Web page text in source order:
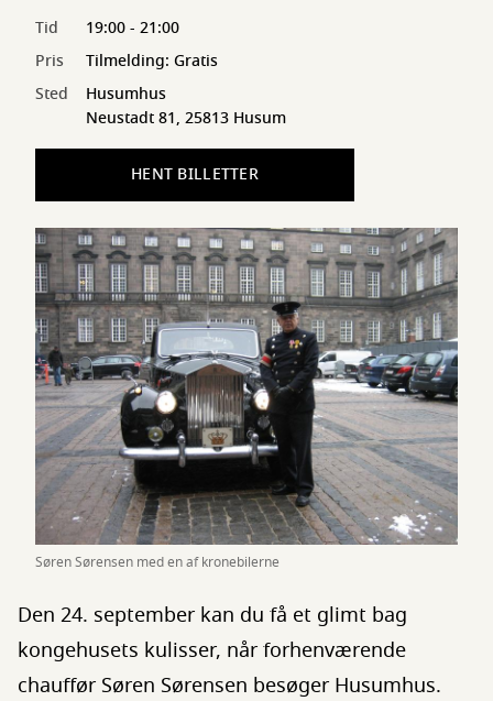
Søren Sørensen med en af kronebilerne
Tid
19:00 - 21:00
Pris
Tilmelding: Gratis
Sted
Husumhus
Neustadt 81, 25813 Husum
HENT BILLETTER
Den 24. september kan du få et glimt bag
kongehusets kulisser, når forhenværende
chauffør Søren Sørensen besøger Husumhus.